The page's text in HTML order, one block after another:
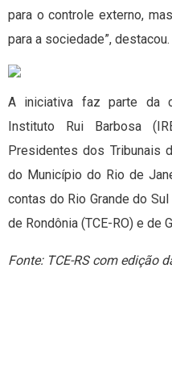
para o controle externo,
para a sociedade”, destacou.
A iniciativa faz parte da
Instituto Rui Barbosa
Presidentes dos Tribunais
do Município do Rio de
contas do Rio Grande do Sul
de Rondônia (TCE-RO) e de
Fonte: TCE-RS com edição